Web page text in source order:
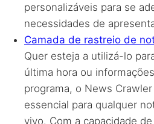
personalizáveis para se
necessidades de
Camada de rastreio de
Quer esteja a utilizá-lo
última hora ou
programa, o News
essencial para qualquer
vivo. Com a capacidade